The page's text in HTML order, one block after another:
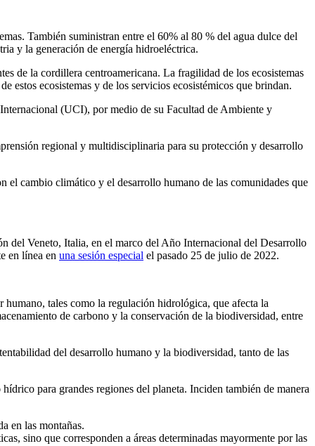
También suministran entre el 60% al 80 % del agua dulce del
y la generación de energía hidroeléctrica.
de la cordillera centroamericana. La fragilidad de los ecosistemas
estos ecosistemas y de los servicios ecosistémicos que brindan.
(UCI), por medio de su Facultad de Ambiente y
regional y multidisciplinaria para su protección y desarrollo
el cambio climático y el desarrollo humano de las comunidades que
del Veneto, Italia, en el marco del Año Internacional del Desarrollo
en línea en una sesión especial el pasado 25 de julio de 2022.
humano, tales como la regulación hidrológica, que afecta la
de carbono y la conservación de la biodiversidad, entre
del desarrollo humano y la biodiversidad, tanto de las
para grandes regiones del planeta. Inciden también de manera
en las montañas.
sino que corresponden a áreas determinadas mayormente por las